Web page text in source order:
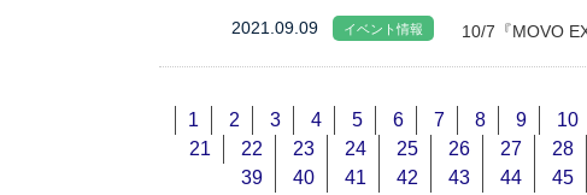
2021.09.09 イベント情報 10/7『MOVO
1 2 3 4 5 6 7 8 9 10
21
22 23 24 25 26 27 28
39
40 41 42 43 44 45